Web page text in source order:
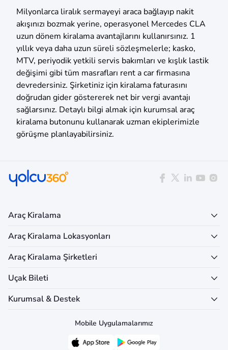
Milyonlarca liralık sermayeyi araca bağlayıp nakit
akışınızı bozmak yerine, operasyonel Mercedes CLA
uzun dönem kiralama avantajlarını kullanırsınız. 1
yıllık veya daha uzun süreli sözleşmelerle; kasko,
MTV, periyodik yetkili servis bakımları ve kışlık lastik
değişimi gibi tüm masrafları rent a car firmasına
devredersiniz. Şirketiniz için kiralama faturasını
doğrudan gider göstererek net bir vergi avantajı
sağlarsınız. Detaylı bilgi almak için kurumsal araç
kiralama butonunu kullanarak uzman ekiplerimizle
görüşme planlayabilirsiniz.
Araç Kiralama
Araç Kiralama Lokasyonları
Araç Kiralama Şirketleri
Uçak Bileti
Kurumsal & Destek
Mobile Uygulamalarımız